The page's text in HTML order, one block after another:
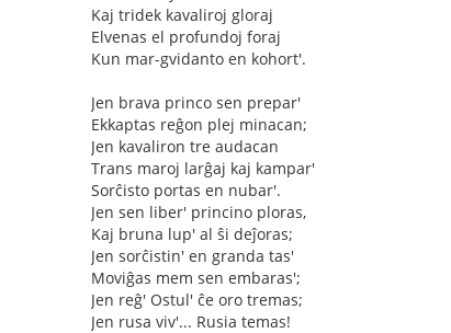
Kaj tridek kavaliroj gloraj
Elvenas el profundoj foraj
Kun mar-gvidanto en kohort'.
Jen brava princo sen prepar'
Ekkaptas reĝon plej minacan;
Jen kavaliron tre audacan
Trans maroj larĝaj kaj kampar'
Sorĉisto portas en nubar'.
Jen sen liber' princino ploras,
Kaj bruna lup' al ŝi deĵoras;
Jen sorĉistin' en granda tas'
Moviĝas mem sen embaras';
Jen reĝ' Ostul' ĉe oro tremas;
Jen rusa viv'... Rusia temas!